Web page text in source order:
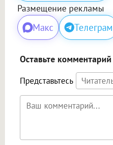
Размещение рекламы
Макс Телеграм
Оставьте комментарий
Представьтесь